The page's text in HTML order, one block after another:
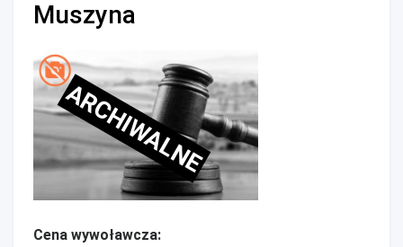
Muszyna
ARCHIWALNE
Cena wywoławcza: